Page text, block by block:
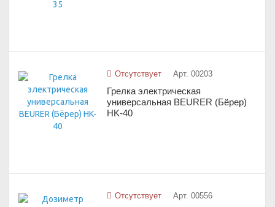
Отсутствует Арт. 00203
Грелка электрическая
универсальная BEURER (Бёрер)
HK-40
Отсутствует Арт. 00556